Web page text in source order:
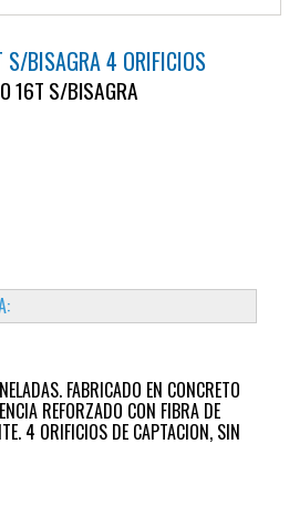
S/BISAGRA 4 ORIFICIOS
16T S/BISAGRA
FABRICADO EN CONCRETO
REFORZADO CON FIBRA DE
4 ORIFICIOS DE CAPTACION, SIN